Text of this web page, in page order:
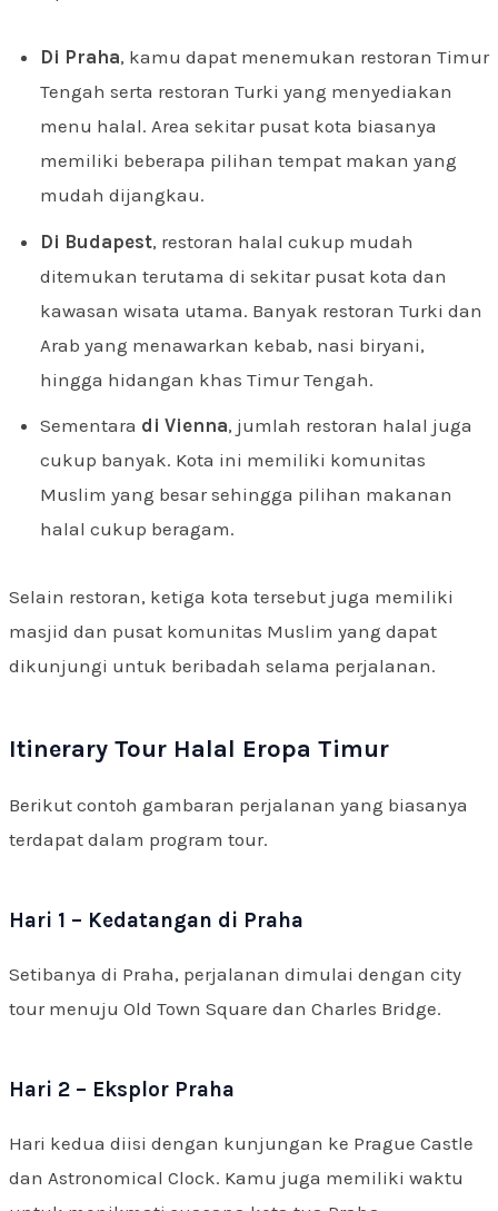
Di Praha, kamu dapat menemukan restoran Timur
Tengah serta restoran Turki yang menyediakan
menu halal. Area sekitar pusat kota biasanya
memiliki beberapa pilihan tempat makan yang
mudah dijangkau.
Di Budapest, restoran halal cukup mudah
ditemukan terutama di sekitar pusat kota dan
kawasan wisata utama. Banyak restoran Turki dan
Arab yang menawarkan kebab, nasi biryani,
hingga hidangan khas Timur Tengah.
Sementara di Vienna, jumlah restoran halal juga
cukup banyak. Kota ini memiliki komunitas
Muslim yang besar sehingga pilihan makanan
halal cukup beragam.
Selain restoran, ketiga kota tersebut juga memiliki
masjid dan pusat komunitas Muslim yang dapat
dikunjungi untuk beribadah selama perjalanan.
Itinerary Tour Halal Eropa Timur
Berikut contoh gambaran perjalanan yang biasanya
terdapat dalam program tour.
Hari 1 – Kedatangan di Praha
Setibanya di Praha, perjalanan dimulai dengan city
tour menuju Old Town Square dan Charles Bridge.
Hari 2 – Eksplor Praha
Hari kedua diisi dengan kunjungan ke Prague Castle
dan Astronomical Clock. Kamu juga memiliki waktu